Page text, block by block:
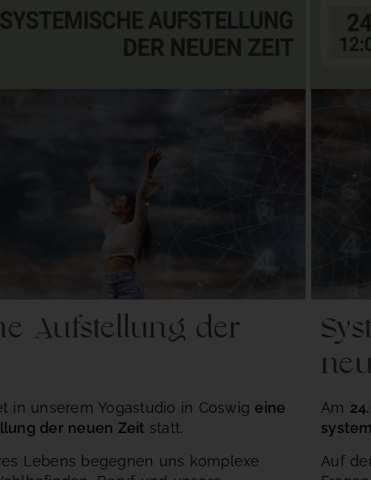
Aufstellung der
in unserem Yogastudio in Coswig eine
der neuen Zeit statt.
Lebens begegnen uns komplexe
Am
Auf